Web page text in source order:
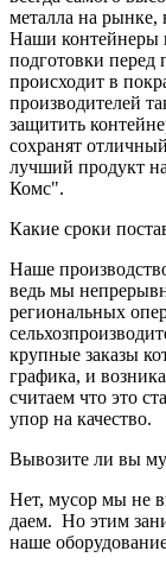
металла на
Наши контейнеры
подготовки
происходит в
производителей
защитить
сохранят
лучший продукт
Комс".
Какие сроки
Наше
ведь мы
региональных
крупные заказы
графика, и
считаем что это
упор на качество.
Вывозите ли вы
Нет, мусор мы не
даем. Но этим
наше